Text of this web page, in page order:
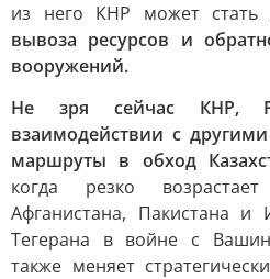
из него КНР может стать
вывоза ресурсов и
вооружений.
Не зря сейчас КНР,
взаимодействии с
маршруты в обход
когда резко
Афганистана, Пакистана и
Тегерана в войне с
также меняет